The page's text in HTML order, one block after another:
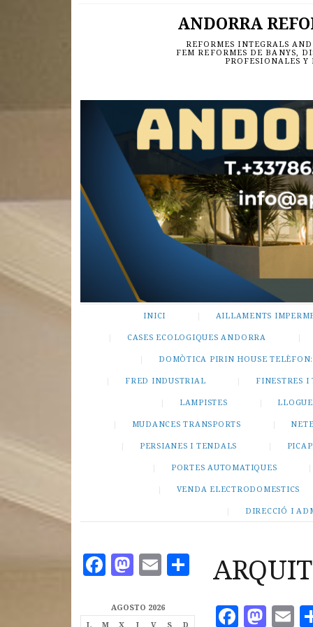
ANDORRA
REFORMES INTEGRALS
FEM REFORMES DE BANYS,
PROFESIONALES
INICI AILLAMENTS
CASES ECOLOGIQUES ANDORRA
DOMÒTICA PIRIN HOUSE
FRED INDUSTRIAL FINESTRES I
LAMPISTES
MUDANCES TRANSPORTS
PERSIANES I TENDALS
PORTES AUTOMATIQUES
VENDA ELECTRODOMESTICS
DIRECCIÓ I
F
c
M
to
E
ai m
AGOSTO 2026
L
M X J V S
D